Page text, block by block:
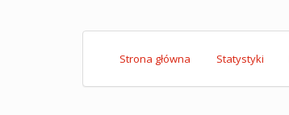
Strona główna Statystyki